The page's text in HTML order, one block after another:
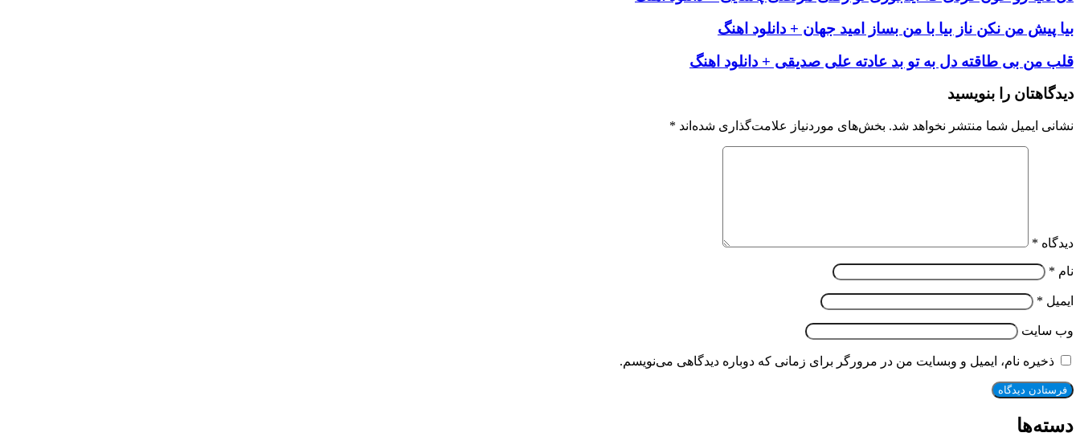
بیا پیش من نکن ناز بیا با من بساز امید جهان + دانلود اهنگ
قلب من بی طاقته دل به تو بد عادته علی صدیقی + دانلود اهنگ
دیدگاهتان را بنویسید
نشانی ایمیل شما منتشر نخواهد شد. بخش‌های موردنیاز علامت‌گذاری شده‌اند *
دیدگاه *
نام *
ایمیل *
وب‌ سایت
ذخیره نام، ایمیل و وبسایت من در مرورگر برای زمانی که دوباره دیدگاهی می‌نویسم.
دسته‌ها